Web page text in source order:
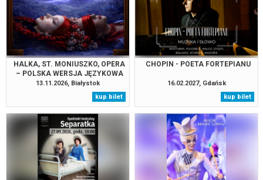
HALKA, ST. MONIUSZKO, OPERA
– POLSKA WERSJA JĘZYKOWA
13.11.2026, Białystok
kup bilet
CHOPIN - POETA FORTEPIANU
16.02.2027, Gdańsk
kup bilet